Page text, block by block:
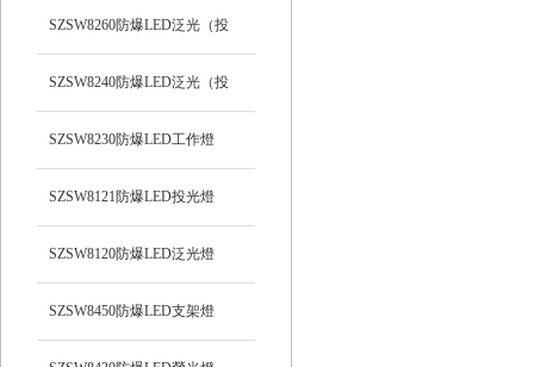
SZSW8260防爆LED泛光（投
光）工作燈
SZSW8240防爆LED泛光（投
光）工作燈
SZSW8230防爆LED工作燈
SZSW8121防爆LED投光燈
SZSW8120防爆LED泛光燈
SZSW8450防爆LED支架燈